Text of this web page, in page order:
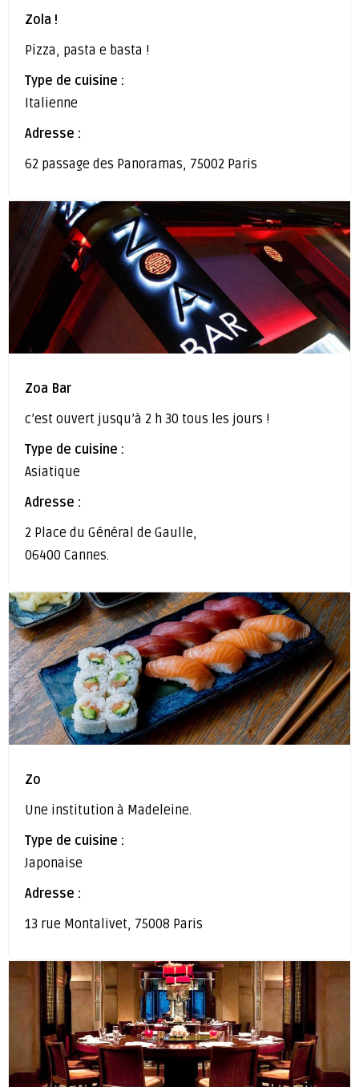
Zola !
Pizza, pasta e basta !
Type de cuisine :
Italienne
Adresse :
62 passage des Panoramas, 75002 Paris
Zoa Bar
c’est ouvert jusqu’à 2 h 30 tous les jours !
Type de cuisine :
Asiatique
Adresse :
2 Place du Général de Gaulle,
06400 Cannes.
Zo
Une institution à Madeleine.
Type de cuisine :
Japonaise
Adresse :
13 rue Montalivet, 75008 Paris